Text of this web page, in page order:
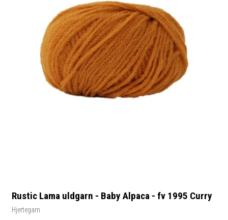
Rustic Lama uldgarn - Baby Alpaca - fv 1995 Curry
Hjertegarn